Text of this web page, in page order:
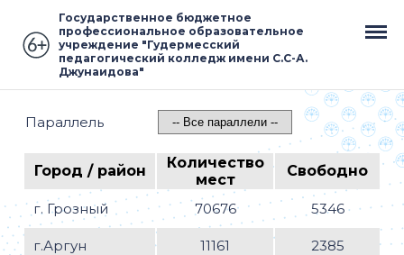
Государственное бюджетное
профессиональное образовательное
учреждение "Гудермесский
педагогический колледж имени С.С-А.
Джунаидова"
Параллель
Город / район
Количество
мест
Свободно
г. Грозный 70676 5346
г.Аргун 11161 2385